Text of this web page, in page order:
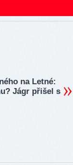
na Letné:
Jágr přišel s